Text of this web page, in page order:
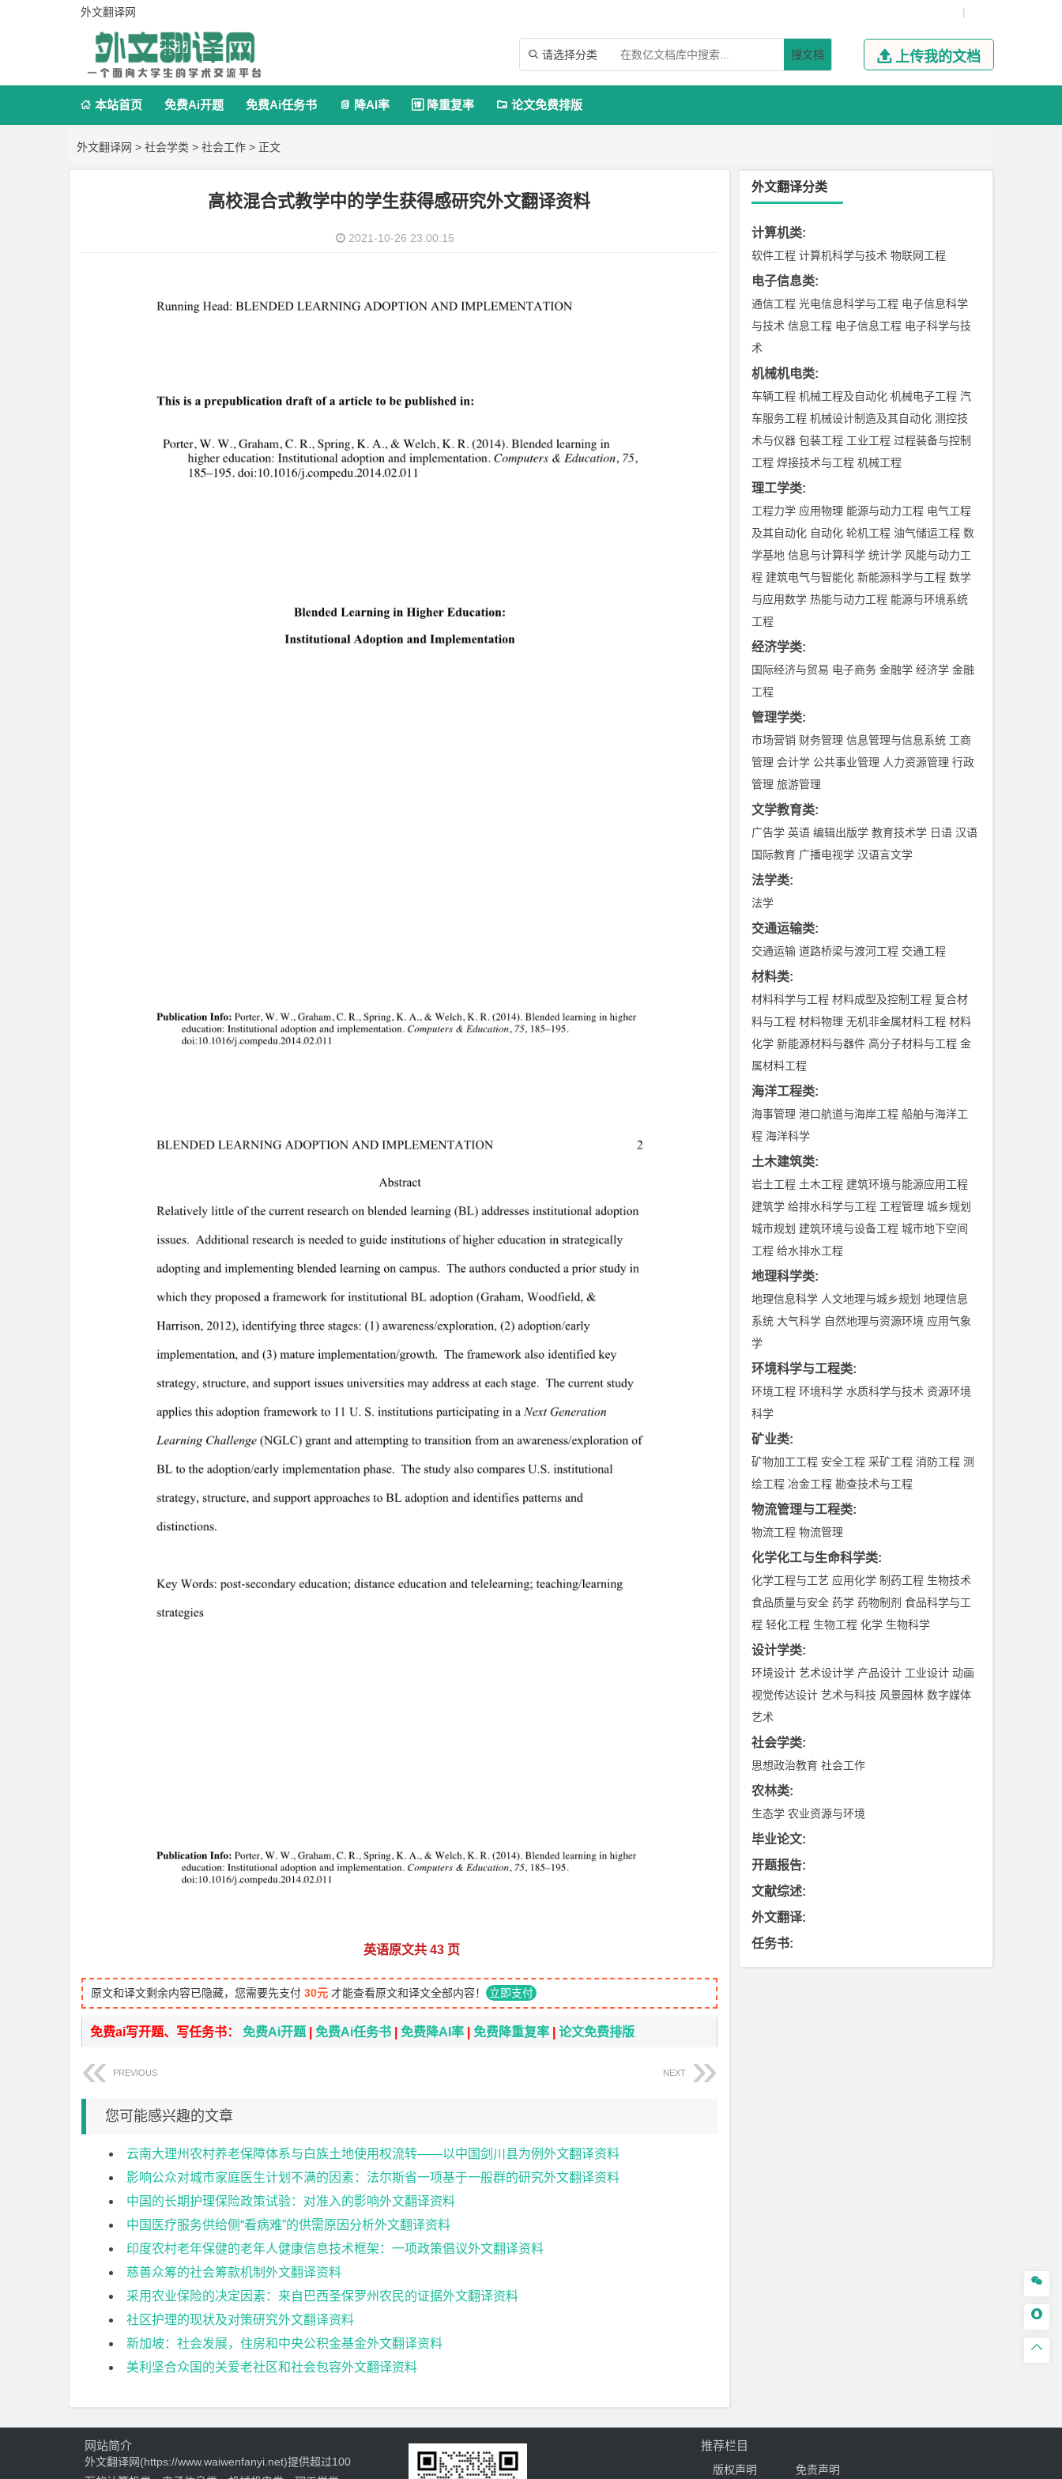
外文翻译网 |
 请选择分类 搜文档  上传我的文档
 本站首页 免费Ai开题 免费Ai任务书  降AI率  降重复率  论文免费排版
外文翻译网 > 社会学类 > 社会工作 > 正文
高校混合式教学中的学生获得感研究外文翻译资料
2021-10-26 23:00:15
英语原文共 43 页
原文和译文剩余内容已隐藏，您需要先支付 30元 才能查看原文和译文全部内容！ 立即支付
免费ai写开题、写任务书： 免费Ai开题 免费Ai任务书 免费降AI率 免费降重复率 论文免费排版
PREVIOUS NEXT
您可能感兴趣的文章
云南大理州农村养老保障体系与白族土地使用权流转——以中国剑川县为例外文翻译资料
影响公众对城市家庭医生计划不满的因素：法尔斯省一项基于一般群的研究外文翻译资料
中国的长期护理保险政策试验：对准入的影响外文翻译资料
中国医疗服务供给侧“看病难”的供需原因分析外文翻译资料
印度农村老年保健的老年人健康信息技术框架：一项政策倡议外文翻译资料
慈善众筹的社会筹款机制外文翻译资料
采用农业保险的决定因素：来自巴西圣保罗州农民的证据外文翻译资料
社区护理的现状及对策研究外文翻译资料
新加坡：社会发展，住房和中央公积金基金外文翻译资料
美利坚合众国的关爱老社区和社会包容外文翻译资料
外文翻译分类
计算机类:
软件工程 计算机科学与技术 物联网工程
电子信息类:
通信工程 光电信息科学与工程 电子信息科学
与技术 信息工程 电子信息工程 电子科学与技
术
机械机电类:
车辆工程 机械工程及自动化 机械电子工程 汽
车服务工程 机械设计制造及其自动化 测控技
术与仪器 包装工程 工业工程 过程装备与控制
工程 焊接技术与工程 机械工程
理工学类:
工程力学 应用物理 能源与动力工程 电气工程
及其自动化 自动化 轮机工程 油气储运工程 数
学基地 信息与计算科学 统计学 风能与动力工
程 建筑电气与智能化 新能源科学与工程 数学
与应用数学 热能与动力工程 能源与环境系统
工程
经济学类:
国际经济与贸易 电子商务 金融学 经济学 金融
工程
管理学类:
市场营销 财务管理 信息管理与信息系统 工商
管理 会计学 公共事业管理 人力资源管理 行政
管理 旅游管理
文学教育类:
广告学 英语 编辑出版学 教育技术学 日语 汉语
国际教育 广播电视学 汉语言文学
法学类:
法学
交通运输类:
交通运输 道路桥梁与渡河工程 交通工程
材料类:
材料科学与工程 材料成型及控制工程 复合材
料与工程 材料物理 无机非金属材料工程 材料
化学 新能源材料与器件 高分子材料与工程 金
属材料工程
海洋工程类:
海事管理 港口航道与海岸工程 船舶与海洋工
程 海洋科学
土木建筑类:
岩土工程 土木工程 建筑环境与能源应用工程
建筑学 给排水科学与工程 工程管理 城乡规划
城市规划 建筑环境与设备工程 城市地下空间
工程 给水排水工程
地理科学类:
地理信息科学 人文地理与城乡规划 地理信息
系统 大气科学 自然地理与资源环境 应用气象
学
环境科学与工程类:
环境工程 环境科学 水质科学与技术 资源环境
科学
矿业类:
矿物加工工程 安全工程 采矿工程 消防工程 测
绘工程 冶金工程 勘查技术与工程
物流管理与工程类:
物流工程 物流管理
化学化工与生命科学类:
化学工程与工艺 应用化学 制药工程 生物技术
食品质量与安全 药学 药物制剂 食品科学与工
程 轻化工程 生物工程 化学 生物科学
设计学类:
环境设计 艺术设计学 产品设计 工业设计 动画
视觉传达设计 艺术与科技 风景园林 数字媒体
艺术
社会学类:
思想政治教育 社会工作
农林类:
生态学 农业资源与环境
毕业论文:
开题报告:
文献综述:
外文翻译:
任务书:



网站简介
外文翻译网(https://www.waiwenfanyi.net)提供超过100
推荐栏目
版权声明 免责声明